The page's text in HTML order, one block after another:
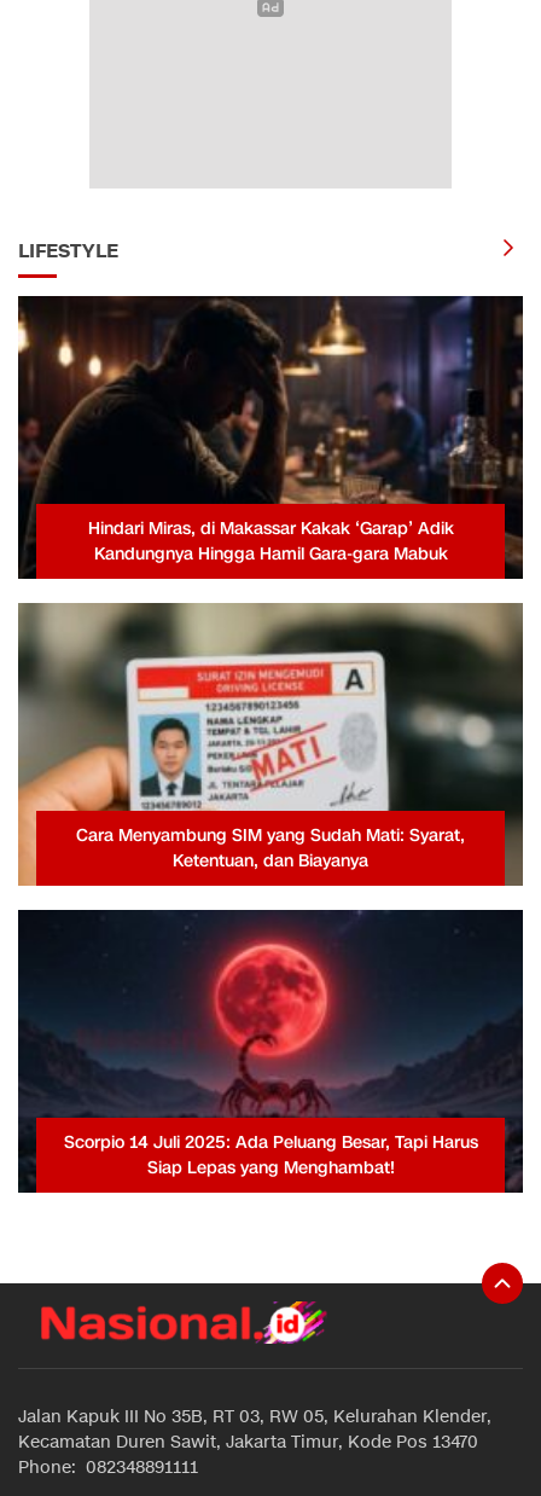
LIFESTYLE
Hindari Miras, di Makassar Kakak ‘Garap’ Adik
Kandungnya Hingga Hamil Gara-gara Mabuk
Cara Menyambung SIM yang Sudah Mati: Syarat,
Ketentuan, dan Biayanya
Scorpio 14 Juli 2025: Ada Peluang Besar, Tapi Harus
Siap Lepas yang Menghambat!
Jalan Kapuk III No 35B, RT 03, RW 05, Kelurahan Klender,
Kecamatan Duren Sawit, Jakarta Timur, Kode Pos 13470
Phone: 082348891111